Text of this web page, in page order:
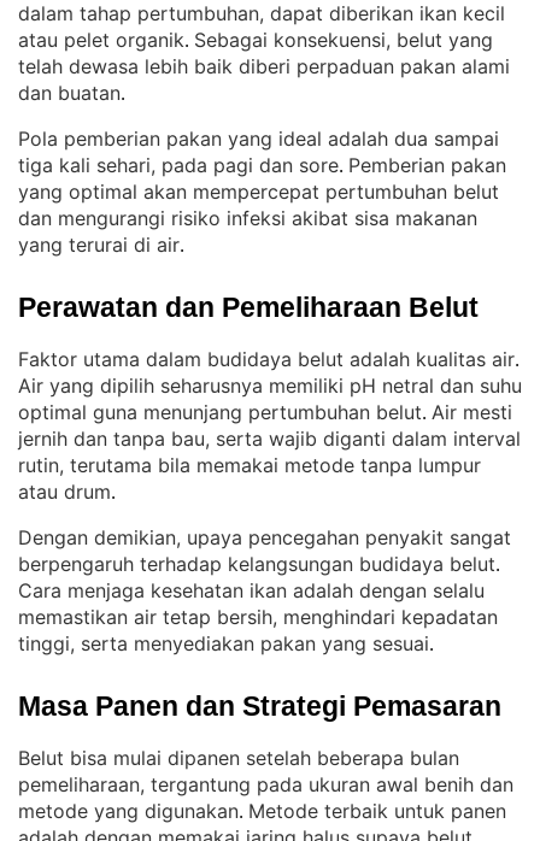
dalam tahap pertumbuhan, dapat diberikan ikan kecil
atau pelet organik. Sebagai konsekuensi, belut yang
telah dewasa lebih baik diberi perpaduan pakan alami
dan buatan.
Pola pemberian pakan yang ideal adalah dua sampai
tiga kali sehari, pada pagi dan sore. Pemberian pakan
yang optimal akan mempercepat pertumbuhan belut
dan mengurangi risiko infeksi akibat sisa makanan
yang terurai di air.
Perawatan dan Pemeliharaan Belut
Faktor utama dalam budidaya belut adalah kualitas air
Air yang dipilih seharusnya memiliki pH netral dan suhu
optimal guna menunjang pertumbuhan belut. Air mesti
jernih dan tanpa bau, serta wajib diganti dalam interval
rutin, terutama bila memakai metode tanpa lumpur
atau drum.
Dengan demikian, upaya pencegahan penyakit sangat
berpengaruh terhadap kelangsungan budidaya belut
Cara menjaga kesehatan ikan adalah dengan selalu
memastikan air tetap bersih, menghindari kepadatan
tinggi, serta menyediakan pakan yang sesuai.
Masa Panen dan Strategi Pemasaran
Belut bisa mulai dipanen setelah beberapa bulan
pemeliharaan, tergantung pada ukuran awal benih dan
metode yang digunakan. Metode terbaik untuk panen